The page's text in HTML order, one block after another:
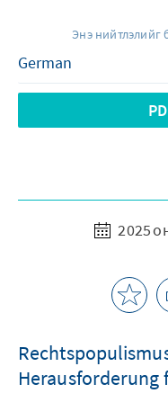
Энэ нийтлэлийг
2025
Herausforderung